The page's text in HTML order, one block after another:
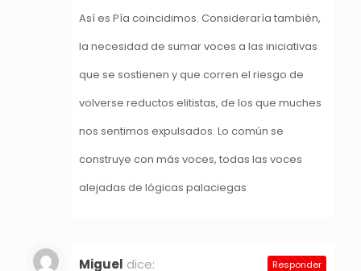
Así es Pía coincidimos. Consideraría también,
la necesidad de sumar voces a las iniciativas
que se sostienen y que corren el riesgo de
volverse reductos elitistas, de los que muches
nos sentimos expulsados. Lo común se
construye con más voces, todas las voces
alejadas de lógicas palaciegas
Miguel dice: Responder